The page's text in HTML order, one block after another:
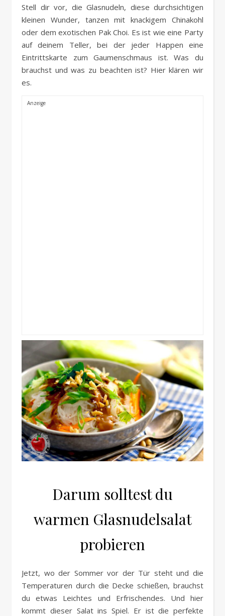
Stell dir vor, die Glasnudeln, diese durchsichtigen
kleinen Wunder, tanzen mit knackigem Chinakohl
oder dem exotischen Pak Choi. Es ist wie eine Party
auf deinem Teller, bei der jeder Happen eine
Eintrittskarte zum Gaumenschmaus ist. Was du
brauchst und was zu beachten ist? Hier klären wir
es.
Darum solltest du
warmen Glasnudelsalat
probieren
Jetzt, wo der Sommer vor der Tür steht und die
Temperaturen durch die Decke schießen, brauchst
du etwas Leichtes und Erfrischendes. Und hier
kommt dieser Salat ins Spiel. Er ist die perfekte